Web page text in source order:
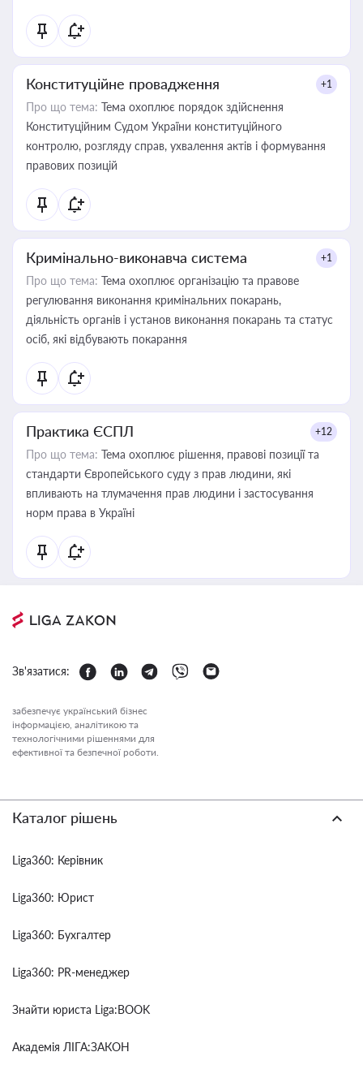
Конституційне провадження +1
Про що тема: Тема охоплює порядок здійснення
Конституційним Судом України конституційного
контролю, розгляду справ, ухвалення актів і формування
правових позицій
Кримінально-виконавча система +1
Про що тема: Тема охоплює організацію та правове
регулювання виконання кримінальних покарань,
діяльність органів і установ виконання покарань та статус
осіб, які відбувають покарання
Практика ЄСПЛ +12
Про що тема: Тема охоплює рішення, правові позиції та
стандарти Європейського суду з прав людини, які
впливають на тлумачення прав людини і застосування
норм права в Україні
Зв'язатися:
забезпечує український бізнес
інформацією, аналітикою та
технологічними рішеннями для
ефективної та безпечної роботи.
Каталог рішень
Liga360: Керівник
Liga360: Юрист
Liga360: Бухгалтер
Liga360: PR-менеджер
Знайти юриста Liga:BOOK
Академія ЛІГА:ЗАКОН